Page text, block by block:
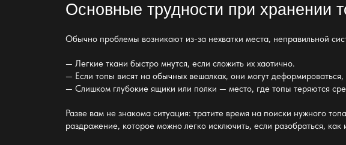
Основные трудности при хранении
Обычно проблемы возникают из-за нехватки места, неправильной
— Легкие ткани быстро мнутся, если сложить их хаотично.
— Если топы висят на обычных вешалках, они могут деформироваться,
— Слишком глубокие ящики или полки — место, где топы теряются
Разве вам не знакома ситуация: тратите время на поиски нужного
раздражение, которое можно легко исключить, если разобраться, как